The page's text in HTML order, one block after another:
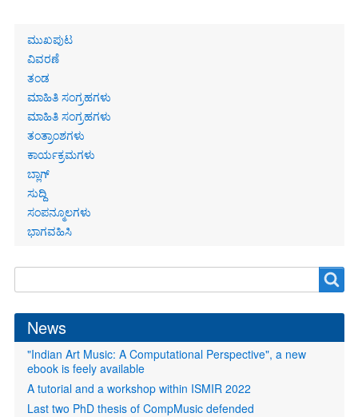
Primary
links
ಮುಖಪುಟ
ವಿವರಣೆ
ತಂಡ
ಮಾಹಿತಿ ಸಂಗ್ರಹಗಳು
ಮಾಹಿತಿ ಸಂಗ್ರಹಗಳು
ತಂತ್ರಾಂಶಗಳು
ಕಾರ್ಯಕ್ರಮಗಳು
ಬ್ಲಾಗ್
ಸುದ್ದಿ
ಸಂಪನ್ಮೂಲಗಳು
ಭಾಗವಹಿಸಿ
form
News
"Indian Art Music: A Computational Perspective", a new
ebook is feely available
A tutorial and a workshop within ISMIR 2022
Last two PhD thesis of CompMusic defended